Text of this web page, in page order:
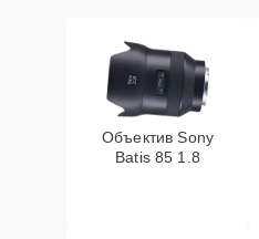
Объектив Sony
Batis 85 1.8